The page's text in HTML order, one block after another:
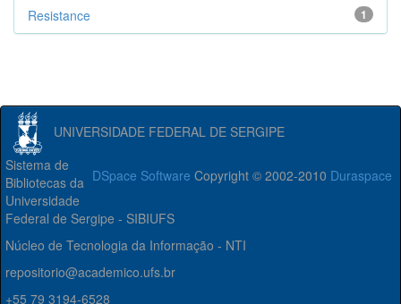
1
Resistance
UNIVERSIDADE FEDERAL DE SERGIPE
DSpace Software Copyright © 2002-2010 Duraspace
Sistema de
Bibliotecas da
Universidade
Federal de Sergipe - SIBIUFS
Núcleo de Tecnologia da Informação - NTI
repositorio@academico.ufs.br
+55 79 3194-6528